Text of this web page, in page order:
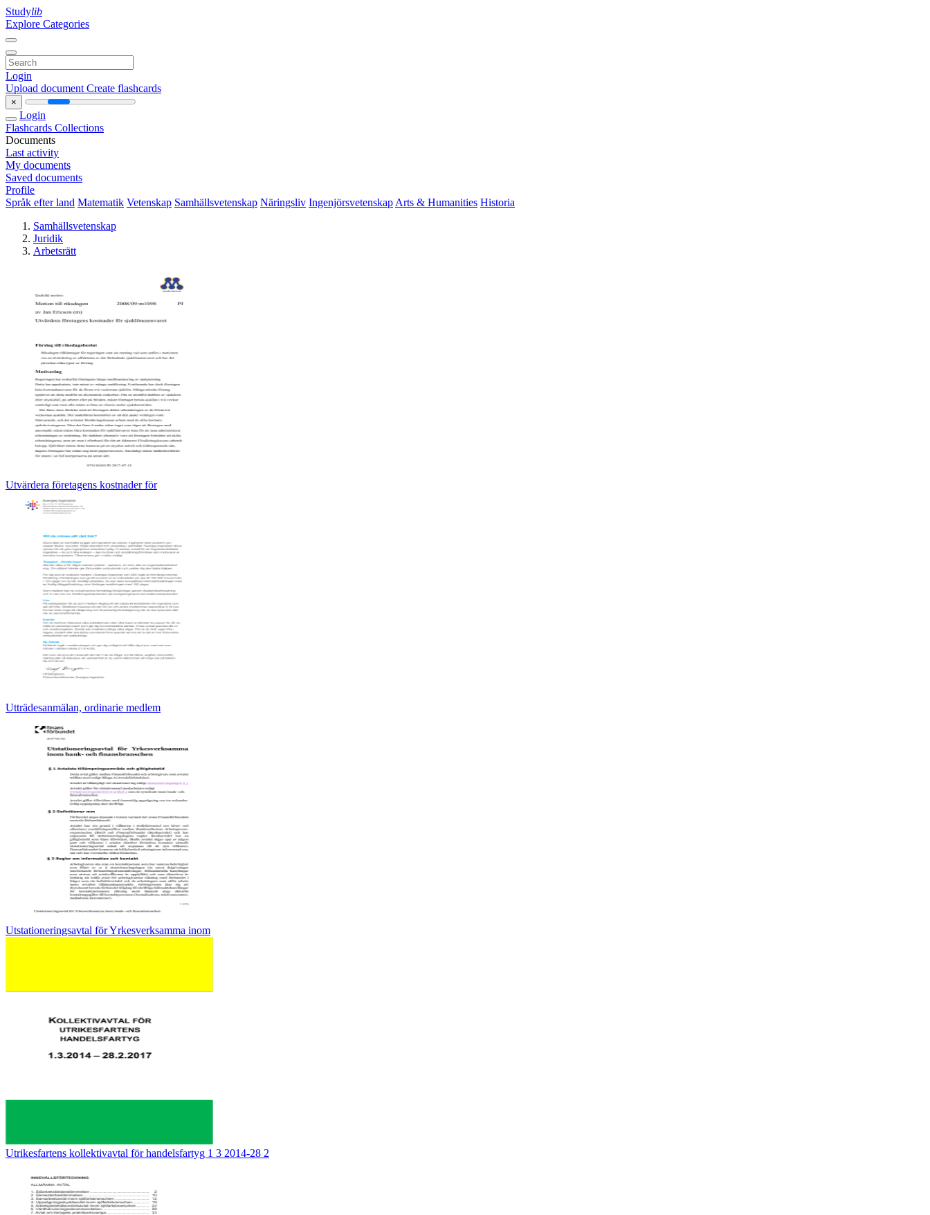
Studylib
Explore Categories
Login
Upload document Create flashcards
×
Login
Flashcards Collections
Documents
Last activity
My documents
Saved documents
Profile
Språk efter land Matematik Vetenskap Samhällsvetenskap Näringsliv Ingenjörsvetenskap Arts & Humanities Historia
Samhällsvetenskap
Juridik
Arbetsrätt
Utvärdera företagens kostnader för
Utträdesanmälan, ordinarie medlem
Utstationeringsavtal för Yrkesverksamma inom
Utrikesfartens kollektivavtal för handelsfartyg 1 3 2014-28 2